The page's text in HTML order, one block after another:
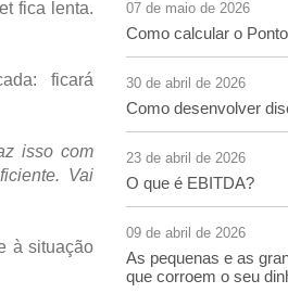
fica lenta.
ficará
isso com
Vai
à situação
07 de maio de 2026
Como calcular o
30 de abril de 2026
Como desenvolver
23 de abril de 2026
O que é EBITDA?
09 de abril de 2026
As pequenas e as
que corroem o seu